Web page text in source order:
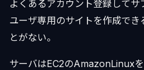
よくあるアカウント登録してサ
ユーザ専用のサイトを作成で
とがない。
サーバはEC2のAmazonLinux